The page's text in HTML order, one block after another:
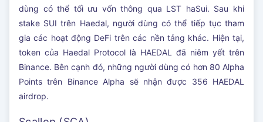
dùng có thể tối ưu vốn thông qua LST haSui. Sau khi
stake SUI trên Haedal, người dùng có thể tiếp tục tham
gia các hoạt động DeFi trên các nền tảng khác. Hiện tại,
token của Haedal Protocol là HAEDAL đã niêm yết trên
Binance. Bên cạnh đó, những người dùng có hơn 80 Alpha
Points trên Binance Alpha sẽ nhận được 356 HAEDAL
airdrop.